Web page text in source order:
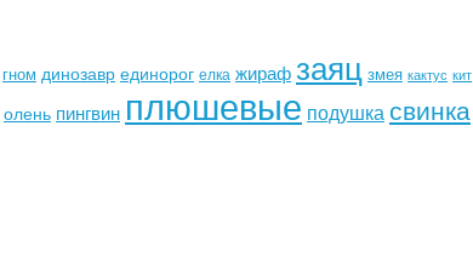
гном динозавр единорог елка жирафзаяц змея кактус кит
олень пингвин плюшевые подушка свинка